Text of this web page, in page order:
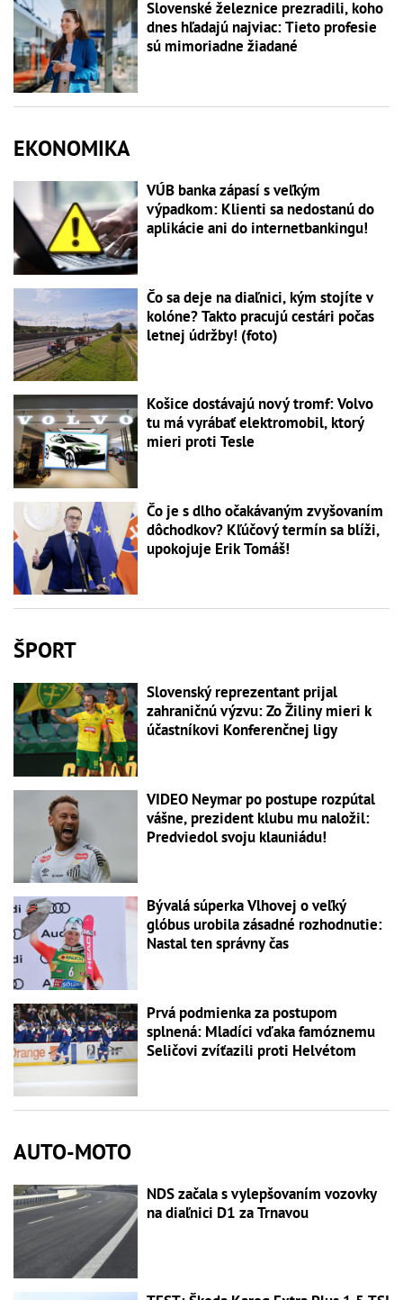
Slovenské železnice prezradili, koho
dnes hľadajú najviac: Tieto profesie
sú mimoriadne žiadané
EKONOMIKA
VÚB banka zápasí s veľkým
výpadkom: Klienti sa nedostanú do
aplikácie ani do internetbankingu!
Čo sa deje na diaľnici, kým stojíte v
kolóne? Takto pracujú cestári počas
letnej údržby! (foto)
Košice dostávajú nový tromf: Volvo
tu má vyrábať elektromobil, ktorý
mieri proti Tesle
Čo je s dlho očakávaným zvyšovaním
dôchodkov? Kľúčový termín sa blíži,
upokojuje Erik Tomáš!
ŠPORT
Slovenský reprezentant prijal
zahraničnú výzvu: Zo Žiliny mieri k
účastníkovi Konferenčnej ligy
VIDEO Neymar po postupe rozpútal
vášne, prezident klubu mu naložil:
Predviedol svoju klauniádu!
Bývalá súperka Vlhovej o veľký
glóbus urobila zásadné rozhodnutie:
Nastal ten správny čas
Prvá podmienka za postupom
splnená: Mladíci vďaka famóznemu
Seličovi zvíťazili proti Helvétom
AUTO-MOTO
NDS začala s vylepšovaním vozovky
na diaľnici D1 za Trnavou